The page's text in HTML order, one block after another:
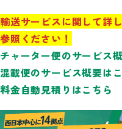
輸送サービスに関して詳
参照ください！
チャーター便のサービス
混載便のサービス概要は
料金自動見積りはこちら